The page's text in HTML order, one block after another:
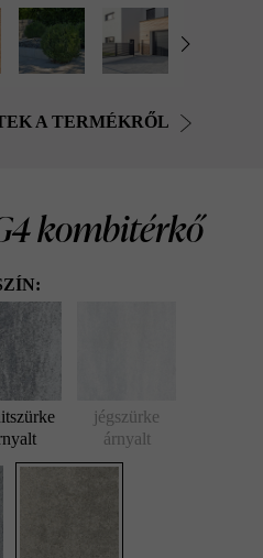
A TERMÉKRŐL
kombitérkő
jégszürke
árnyalt